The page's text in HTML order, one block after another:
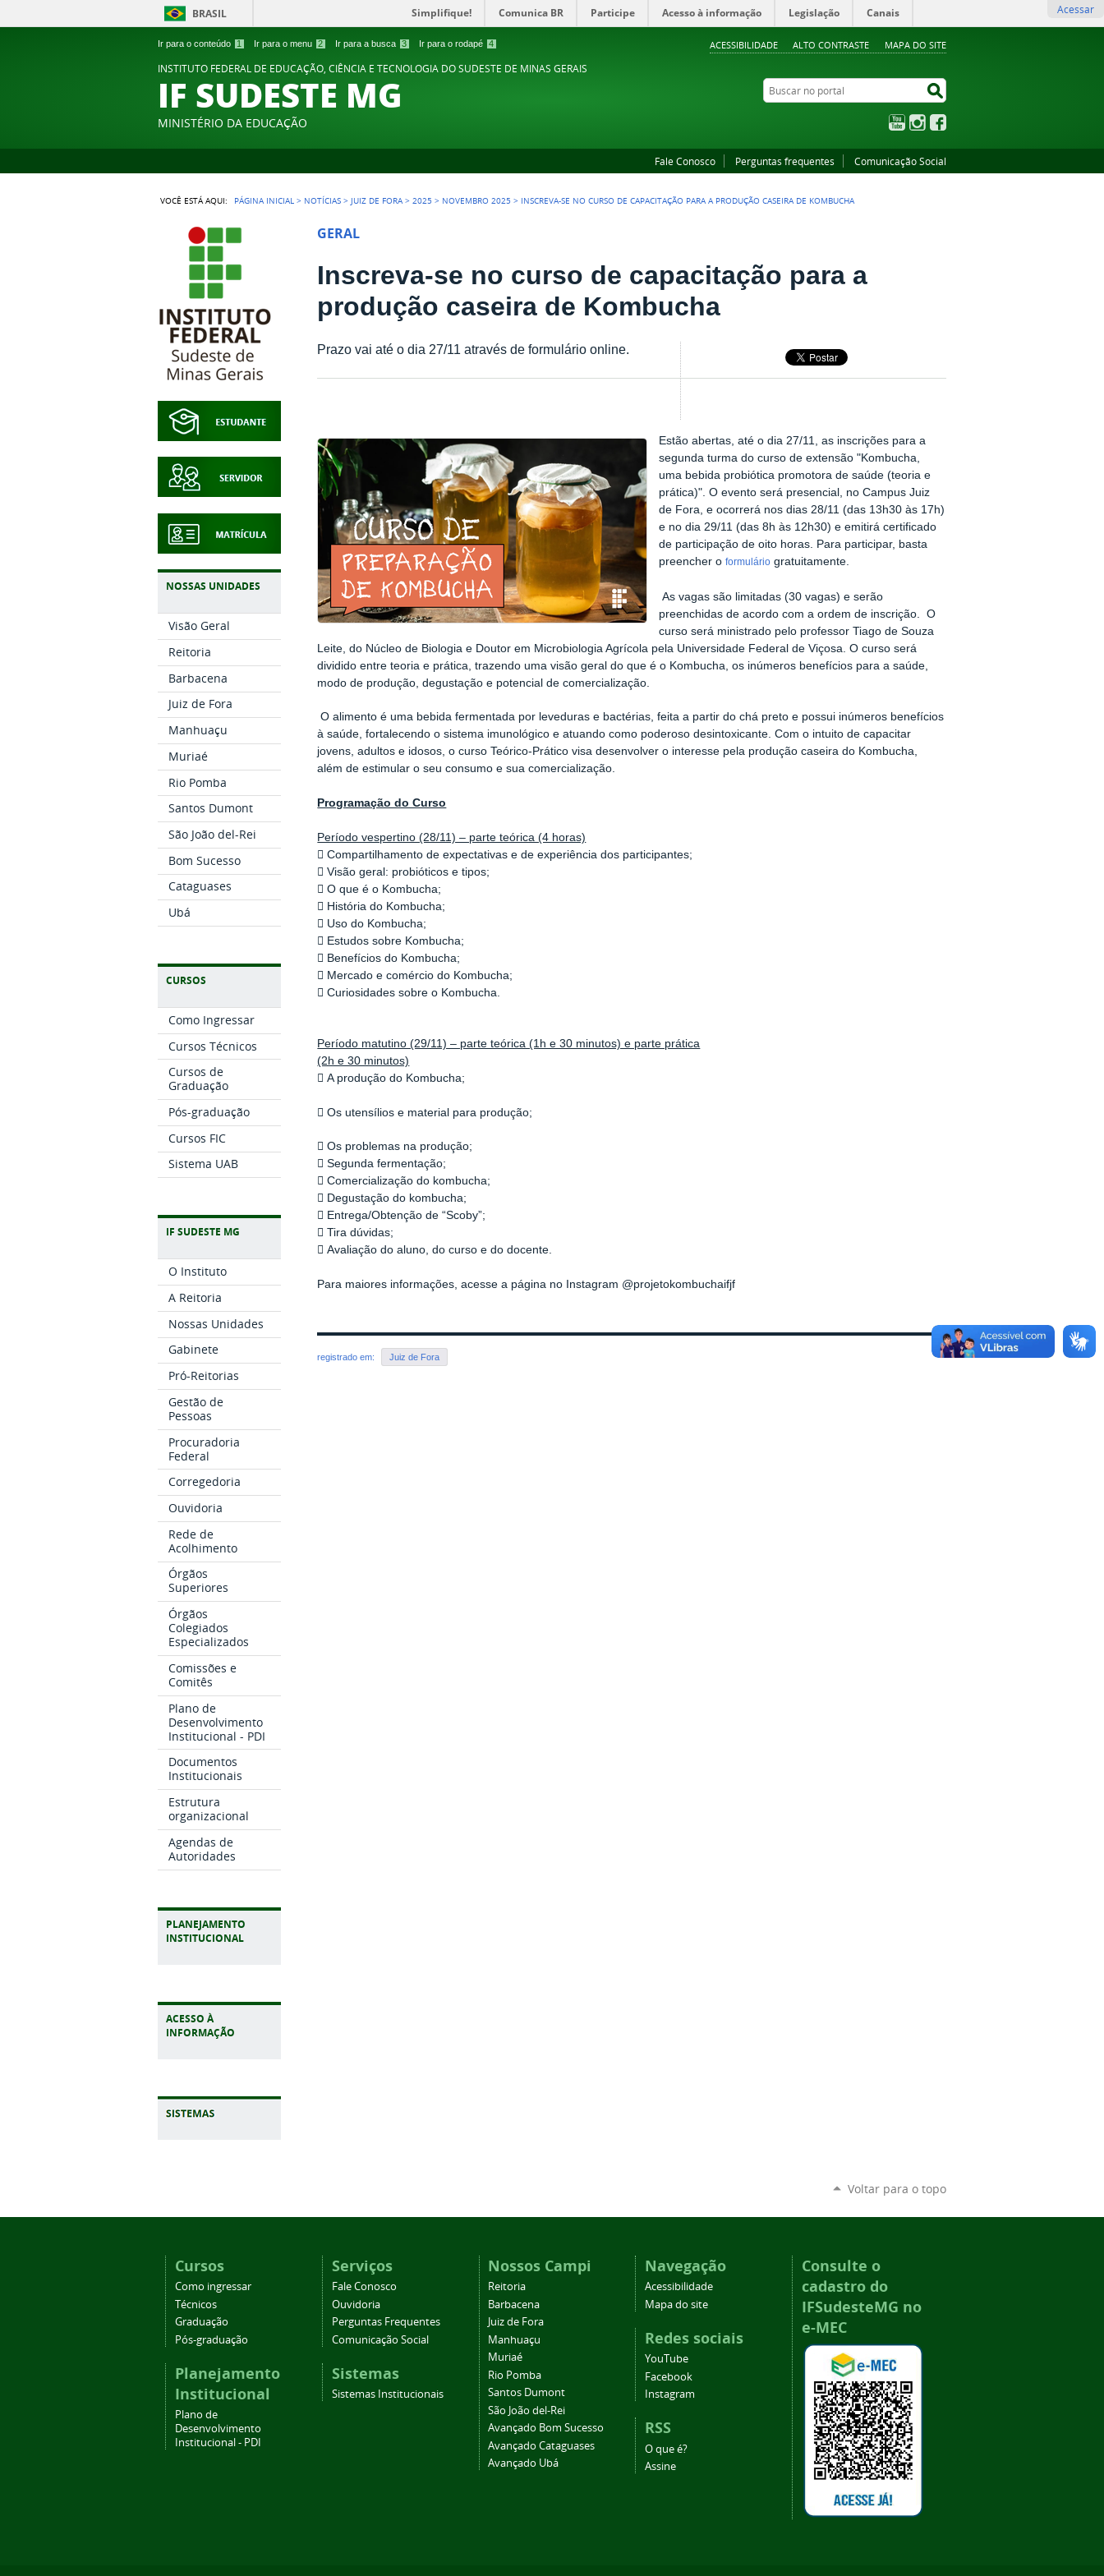
Ir para o conteúdo 1 Ir para o menu 2 Ir para a busca 3 Ir para o rodapé 4 ACESSIBILIDADE ALTO CONTRASTE MAPA DO SITE
BRASIL Simplifique! Comunica BR Participe Acesso à informação Legislação Canais Acessar
INSTITUTO FEDERAL DE EDUCAÇÃO, CIÊNCIA E TECNOLOGIA DO SUDESTE DE MINAS GERAIS
IF SUDESTE MG
MINISTÉRIO DA EDUCAÇÃO
Buscar no portal
YouTubeInstagram
Fale Conosco Perguntas frequentes Comunicação Social
VOCÊ ESTÁ AQUI: PÁGINA INICIAL > NOTÍCIAS > JUIZ DE FORA >2025 > NOVEMBRO 2025 > INSCREVA-SE NO CURSO DE CAPACITAÇÃO PARA A PRODUÇÃO CASEIRA DE KOMBUCHA
NOSSAS UNIDADES
Visão Geral
Reitoria
Barbacena
Juiz de Fora
Manhuaçu
Muriaé
Rio Pomba
Santos Dumont
São João del-Rei
Bom Sucesso
Cataguases
Ubá
CURSOS
Como Ingressar
Cursos Técnicos
Cursos de
Graduação
Pós-graduação
Cursos FIC
Sistema UAB
IF SUDESTE MG
O Instituto
A Reitoria
Nossas Unidades
Gabinete
Pró-Reitorias
Gestão de
Pessoas
Procuradoria
Federal
Corregedoria
Ouvidoria
Rede de
Acolhimento
Órgãos
Superiores
Órgãos
Colegiados
Especializados
Comissões e
Comitês
Plano de
Desenvolvimento
Institucional - PDI
Documentos
Institucionais
Estrutura
organizacional
Agendas de
Autoridades
PLANEJAMENTO
INSTITUCIONAL
ACESSO À
INFORMAÇÃO
GERAL
Inscreva-se no curso de capacitação para a
produção caseira de Kombucha
Prazo vai até o dia 27/11 através de formulário online.
Estão abertas, até o dia 27/11, as inscrições para a
segunda turma do curso de extensão "Kombucha,
uma bebida probiótica promotora de saúde (teoria e
prática)". O evento será presencial, no Campus Juiz
de Fora, e ocorrerá nos dias 28/11 (das 13h30 às 17h)
e no dia 29/11 (das 8h às 12h30) e emitirá certificado
de participação de oito horas. Para participar, basta
preencher oformulário gratuitamente.
As vagas são limitadas (30 vagas) e serão
preenchidas de acordo com a ordem de inscrição. O
curso será ministrado pelo professor Tiago de Souza
Leite, do Núcleo de Biologia e Doutor em Microbiologia Agrícola pela Universidade Federal de Viçosa. O curso será
dividido entre teoria e prática, trazendo uma visão geral do que é o Kombucha, os inúmeros benefícios para a saúde,
modo de produção, degustação e potencial de comercialização.
O alimento é uma bebida fermentada por leveduras e bactérias, feita a partir do chá preto e possui inúmeros benefícios
à saúde, fortalecendo o sistema imunológico e atuando como poderoso desintoxicante. Com o intuito de capacitar
jovens, adultos e idosos, o curso Teórico-Prático visa desenvolver o interesse pela produção caseira do Kombucha,
além de estimular o seu consumo e sua comercialização.
Programação do Curso
Período vespertino (28/11) – parte teórica (4 horas)
 Compartilhamento de expectativas e de experiência dos participantes;
 Visão geral: probióticos e tipos;
 O que é o Kombucha;
 História do Kombucha;
 Uso do Kombucha;
 Estudos sobre Kombucha;
 Benefícios do Kombucha;
 Mercado e comércio do Kombucha;
 Curiosidades sobre o Kombucha.
Período matutino (29/11) – parte teórica (1h e 30 minutos) e parte prática
(2h e 30 minutos)
 A produção do Kombucha;
 Os utensílios e material para produção;
 Os problemas na produção;
 Segunda fermentação;
 Comercialização do kombucha;
 Degustação do kombucha;
 Entrega/Obtenção de “Scoby”;
 Tira dúvidas;
 Avaliação do aluno, do curso e do docente.
Para maiores informações, acesse a página no Instagram @projetokombuchaifjf
registrado em: Juiz de Fora
Voltar para o topo
Cursos
Como ingressar
Técnicos
Graduação
Pós-graduação
Planejamento
Institucional
Plano de
Desenvolvimento
Institucional - PDI
Serviços
Fale Conosco
Ouvidoria
Perguntas Frequentes
Comunicação Social
Sistemas
Sistemas Institucionais
Nossos Campi
Reitoria
Barbacena
Juiz de Fora
Manhuaçu
Muriaé
Rio Pomba
Santos Dumont
São João del-Rei
Avançado Bom Sucesso
Avançado Cataguases
Avançado Ubá
Navegação
Acessibilidade
Mapa do site
Redes sociais
YouTube
Facebook
Instagram
RSS
O que é?
Assine
Consulte o
cadastro do
IFSudesteMG no
e-MEC